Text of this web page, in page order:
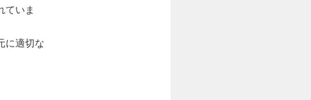
ていま
に適切な